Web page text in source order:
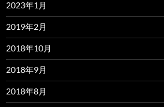
2023年1月
2019年2月
2018年10月
2018年9月
2018年8月